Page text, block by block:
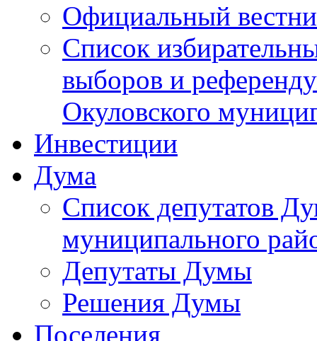
Официальный
Список
выборов и
Окуловского
Инвестиции
Дума
Список депутатов
муниципального
Депутаты Думы
Решения Думы
Поселения